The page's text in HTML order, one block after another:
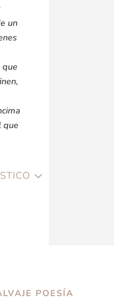
un
que
que
POESÍA